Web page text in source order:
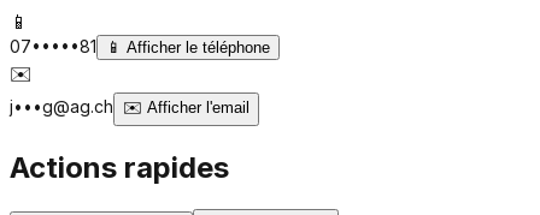
📱
07•••••81 📱 Afficher le téléphone
✉️
j•••g@ag.ch ✉️ Afficher l'email
Actions rapides